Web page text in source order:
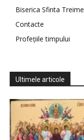
Biserica Sfinta Treime
Contacte
Profețiile timpului
Ultimele articole